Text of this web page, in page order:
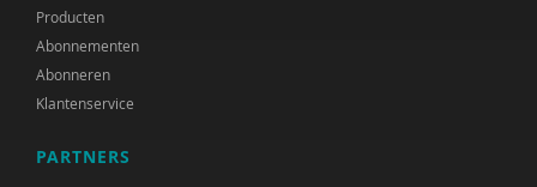
Producten
Abonnementen
Abonneren
Klantenservice
PARTNERS